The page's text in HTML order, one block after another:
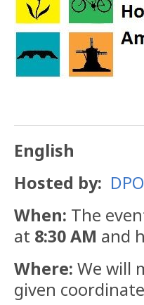
English
Hosted by:
When: The
at 8:30 AM and
Where: We will
given